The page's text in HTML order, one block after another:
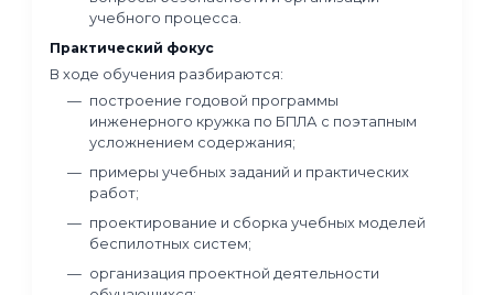
том числе TETRA, Arduino Starter Kit);
проведение занятий в очном и
формате;
организация проектной деятельности и
работа с командой учащихся;
перевод реальных инженерных и
производственных задач в учебные
для школьников.
Результат обучения